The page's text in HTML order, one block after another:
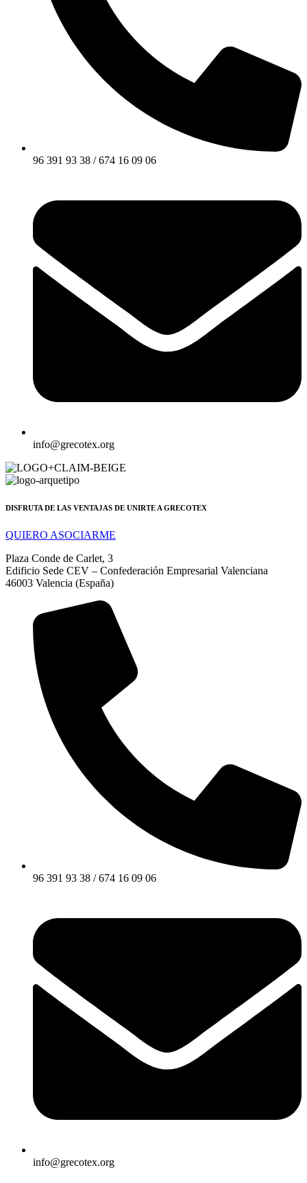
96 391 93 38 / 674 16 09 06
info@grecotex.org
DISFRUTA DE LAS VENTAJAS DE UNIRTE A GRECOTEX
QUIERO ASOCIARME
Plaza Conde de Carlet, 3
Edificio Sede CEV – Confederación Empresarial Valenciana
46003 Valencia (España)
96 391 93 38 / 674 16 09 06
info@grecotex.org